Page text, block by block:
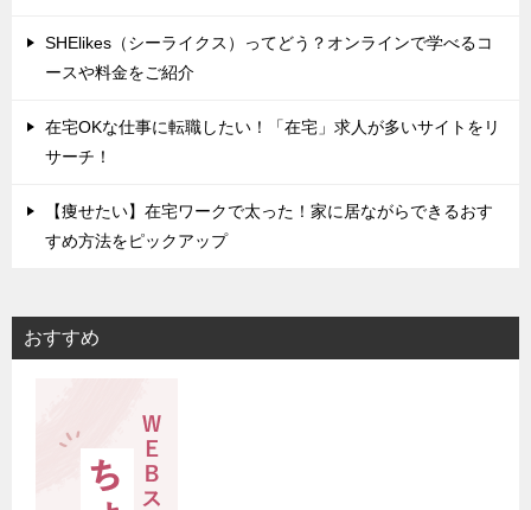
SHElikes（シーライクス）ってどう？オンラインで学べるコ
ースや料金をご紹介
在宅OKな仕事に転職したい！「在宅」求人が多いサイトをリ
サーチ！
【痩せたい】在宅ワークで太った！家に居ながらできるおす
すめ方法をピックアップ
おすすめ